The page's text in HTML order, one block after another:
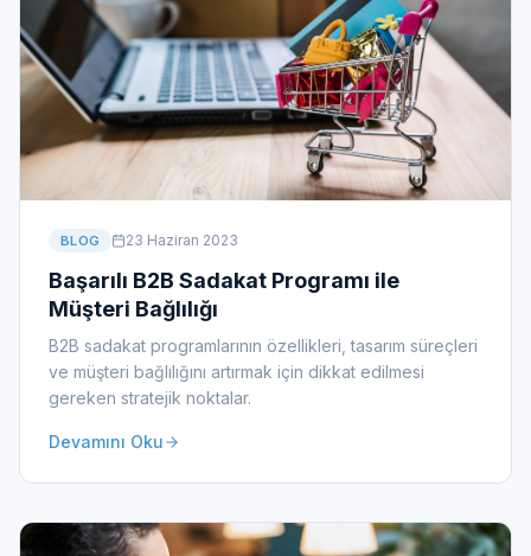
BLOG 23 Haziran 2023
Başarılı B2B Sadakat Programı ile
Müşteri Bağlılığı
B2B sadakat programlarının özellikleri, tasarım süreçleri
ve müşteri bağlılığını artırmak için dikkat edilmesi
gereken stratejik noktalar.
Devamını Oku